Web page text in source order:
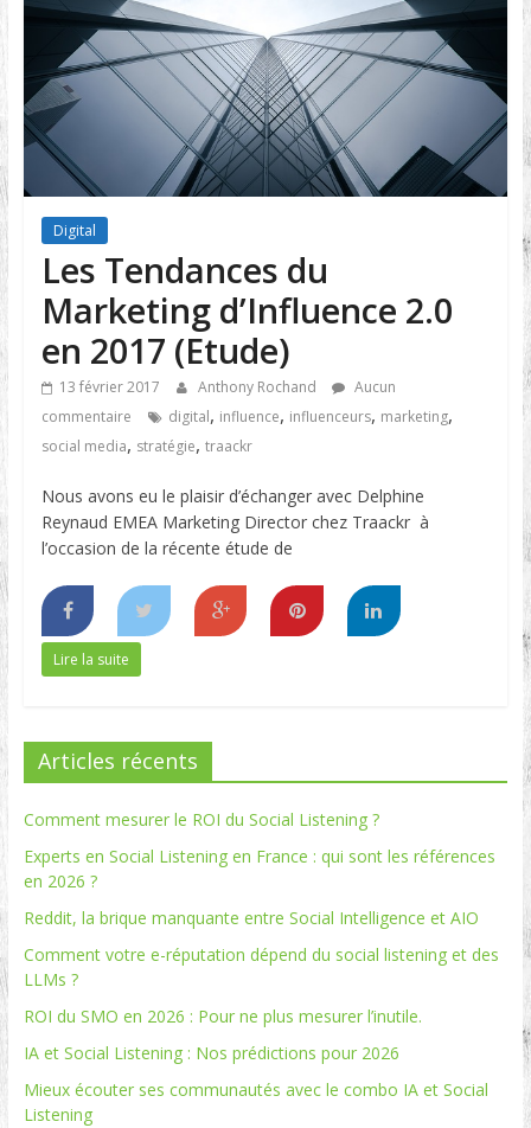
Digital
Les Tendances du
Marketing d’Influence 2.0
en 2017 (Etude)
13 février 2017 Anthony Rochand
Aucun
commentaire
digital, influence, influenceurs, marketing,
social media, stratégie, traackr
Nous avons eu le plaisir d’échanger avec Delphine
Reynaud EMEA Marketing Director chez Traackr à
l’occasion de la récente étude de
Lire la suite
Articles récents
Comment mesurer le ROI du Social Listening ?
Experts en Social Listening en France : qui sont les références
en 2026 ?
Reddit, la brique manquante entre Social Intelligence et AIO
Comment votre e-réputation dépend du social listening et des
LLMs ?
ROI du SMO en 2026 : Pour ne plus mesurer l’inutile.
IA et Social Listening : Nos prédictions pour 2026
Mieux écouter ses communautés avec le combo IA et Social
Listening